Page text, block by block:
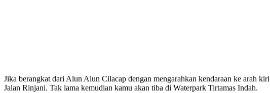
Jika berangkat dari Alun Alun Cilacap dengan mengarahkan kendaraan ke arah
Jalan Rinjani. Tak lama kemudian kamu akan tiba di Waterpark Tirtamas Indah.